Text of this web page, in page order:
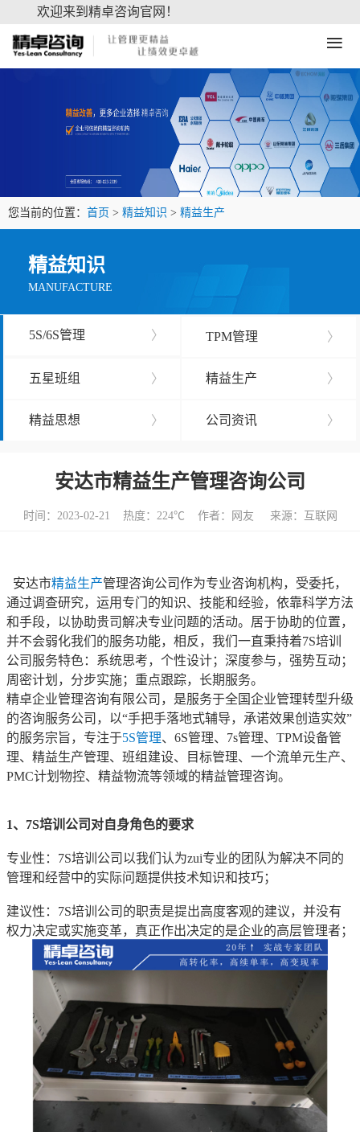
欢迎来到精卓咨询官网！
≡
您当前的位置： 首页 > 精益知识 > 精益生产
精益知识
MANUFACTURE
5S/6S管理 〉 TPM管理 〉
五星班组 〉 精益生产 〉
精益思想 〉 公司资讯 〉
安达市精益生产管理咨询公司
时间：2023-02-21 热度： 224℃ 作者：网友 来源：互联网
安达市精益生产管理咨询公司作为专业咨询机构，受委托，
通过调查研究，运用专门的知识、技能和经验，依靠科学方法
和手段，以协助贵司解决专业问题的活动。居于协助的位置，
并不会弱化我们的服务功能，相反，我们一直秉持着7S培训
公司服务特色：系统思考，个性设计；深度参与，强势互动；
周密计划，分步实施；重点跟踪，长期服务。
精卓企业管理咨询有限公司，是服务于全国企业管理转型升级
的咨询服务公司，以“手把手落地式辅导，承诺效果创造实效”
的服务宗旨，专注于5S管理、6S管理、7s管理、TPM设备管
理、精益生产管理、班组建设、目标管理、一个流单元生产、
PMC计划物控、精益物流等领域的精益管理咨询。
1、7S培训公司对自身角色的要求
专业性：7S培训公司以我们认为zui专业的团队为解决不同的
管理和经营中的实际问题提供技术知识和技巧；
建议性：7S培训公司的职责是提出高度客观的建议，并没有
权力决定或实施变革，真正作出决定的是企业的高层管理者；